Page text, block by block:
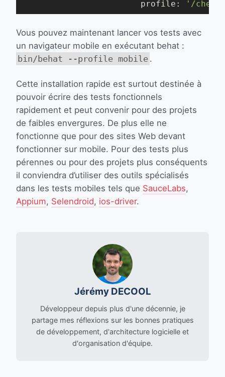
                        profile:
'/
Vous pouvez maintenant lancer vos tests avec
un navigateur mobile en exécutant behat :
bin/behat --profile mobile .
Cette installation rapide est surtout destinée à
pouvoir écrire des tests fonctionnels
rapidement et peut convenir pour des projets
de faibles envergures. De plus elle ne
fonctionne que pour des sites Web devant
fonctionner sur mobile. Pour des tests plus
pérennes ou pour des projets plus conséquents
il conviendra d’utiliser des outils spécialisés
dans les tests mobiles tels que SauceLabs,
Appium, Selendroid, ios-driver.
Jérémy DECOOL
Développeur depuis plus d'une décennie, je
partage mes réflexions sur les bonnes pratiques
de développement, d'architecture logicielle et
d'organisation d'équipe.